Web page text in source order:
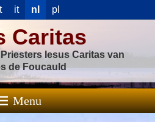
it nl pl
Caritas
Iesus Caritas van
de Foucauld
Menu